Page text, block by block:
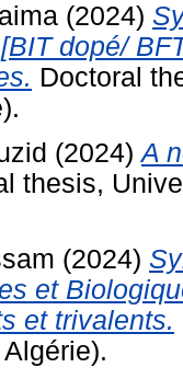
(2024)
dopé/
Doctoral
(2024)A
thesis,
(2024)
et
et trivalents.